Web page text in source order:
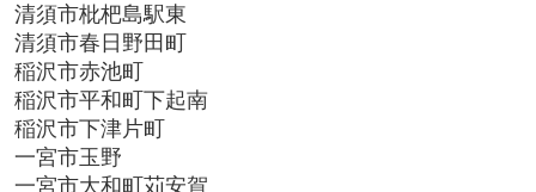
清須市枇杷島駅東
清須市春日野田町
稲沢市赤池町
稲沢市平和町下起南
稲沢市下津片町
一宮市玉野
一宮市大和町苅安賀